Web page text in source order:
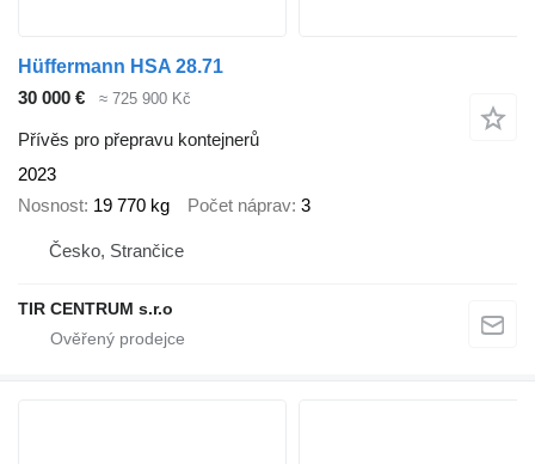
Hüffermann HSA 28.71
30 000 €
≈ 725 900 Kč
Přívěs pro přepravu kontejnerů
2023
Nosnost 19 770 kg Počet náprav 3
Česko, Strančice
TIR CENTRUM s.r.o